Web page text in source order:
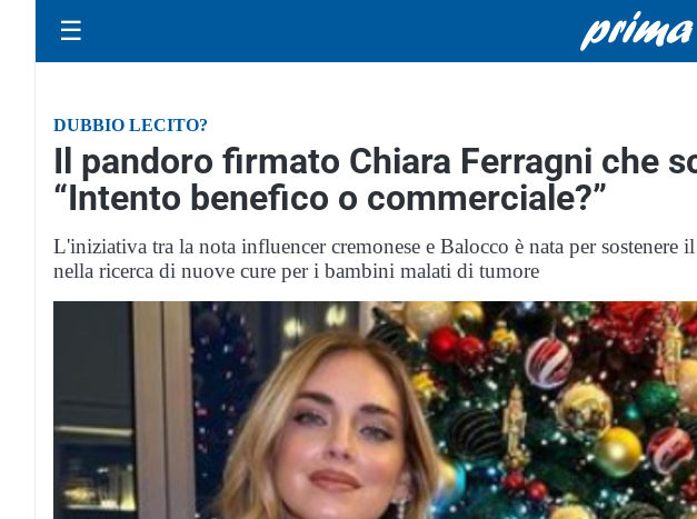
☰
DUBBIO LECITO?
Il pandoro firmato Chiara Ferragni che
“Intento benefico o commerciale?”
L'iniziativa tra la nota influencer cremonese e Balocco è nata per
nella ricerca di nuove cure per i bambini malati di tumore